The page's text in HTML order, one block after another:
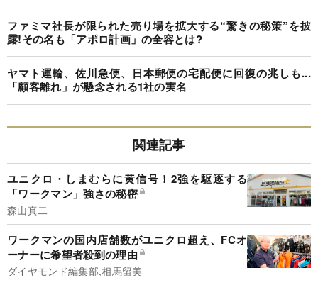
ファミマ社長が限られた売り場を拡大する“驚きの秘策”を披
露!その名も「アポロ計画」の全容とは?
ヤマト運輸、佐川急便、日本郵便の宅配便に回復の兆しも...
「顧客離れ」が懸念される1社の実名
関連記事
ユニクロ・しまむらに黄信号！2強を駆逐する
「ワークマン」強さの秘密
森山真二
ワークマンの国内店舗数がユニクロ超え、FCオ
ーナーに希望者殺到の理由
ダイヤモンド編集部,相馬留美